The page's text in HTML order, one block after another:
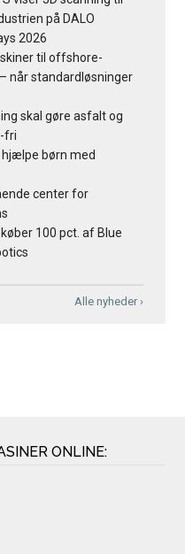
på DALO
2026
til offshore-
når standardløsninger
skal gøre asfalt og
fri
hjælpe børn med
center for
100 pct. af Blue
Alle nyheder ›
ONLINE: